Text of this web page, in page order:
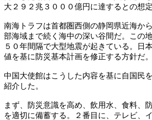
大２９２兆３０００億円に達するとの想
南海トラフは首都圏西側の静岡県近海か
部海域まで続く海中の深い谷間だ。この
５０年間隔で大型地震が起きている。日
値を基に防災基本計画を修正する方針だ。
中国大使館はこうした内容を基に自国民
紹介した。
まず、防災意識を高め、飲用水、食料、
を適切に備蓄する。２番目に、テレビ、